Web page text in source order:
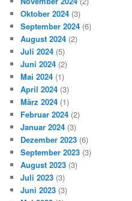
Oktober 2024 (3)
September 2024 (6)
August 2024 (2)
Juli 2024 (5)
Juni 2024 (2)
Mai 2024 (1)
April 2024 (3)
März 2024 (1)
Februar 2024 (2)
Januar 2024 (3)
Dezember 2023 (6)
September 2023 (3)
August 2023 (3)
Juli 2023 (3)
Juni 2023 (3)